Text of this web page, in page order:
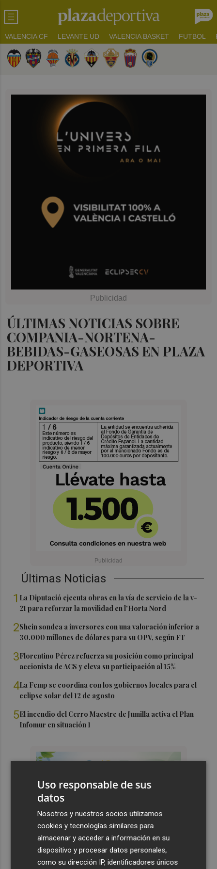
VALENCIA CF LEVANTE UD VALENCIA BASKET FUTBOL
ÚLTIMAS NOTICIAS SOBRE
COMPANIA-NORTENA-
BEBIDAS-GASEOSAS EN PLAZA
DEPORTIVA
Últimas Noticias
1 La Diputació ejecuta obras en la vía de servicio de la v-
21 para reforzar la movilidad en l'Horta Nord
2Shein sondea a inversores con una valoración inferior a
30.000 millones de dólares para su OPV, según FT
3Florentino Pérez refuerza su posición como principal
accionista de ACS y eleva su participación al 15%
4La Femp se coordina con los gobiernos locales para el
eclipse solar del 12 de agosto
5El incendio del Cerro Maestre de Jumilla activa el Plan
Infomur en situación 1
Uso responsable de sus
datos
Nosotros y nuestros socios utilizamos
cookies y tecnologías similares para
almacenar y acceder a información en su
dispositivo y procesar datos personales,
como su dirección IP, identificadores únicos